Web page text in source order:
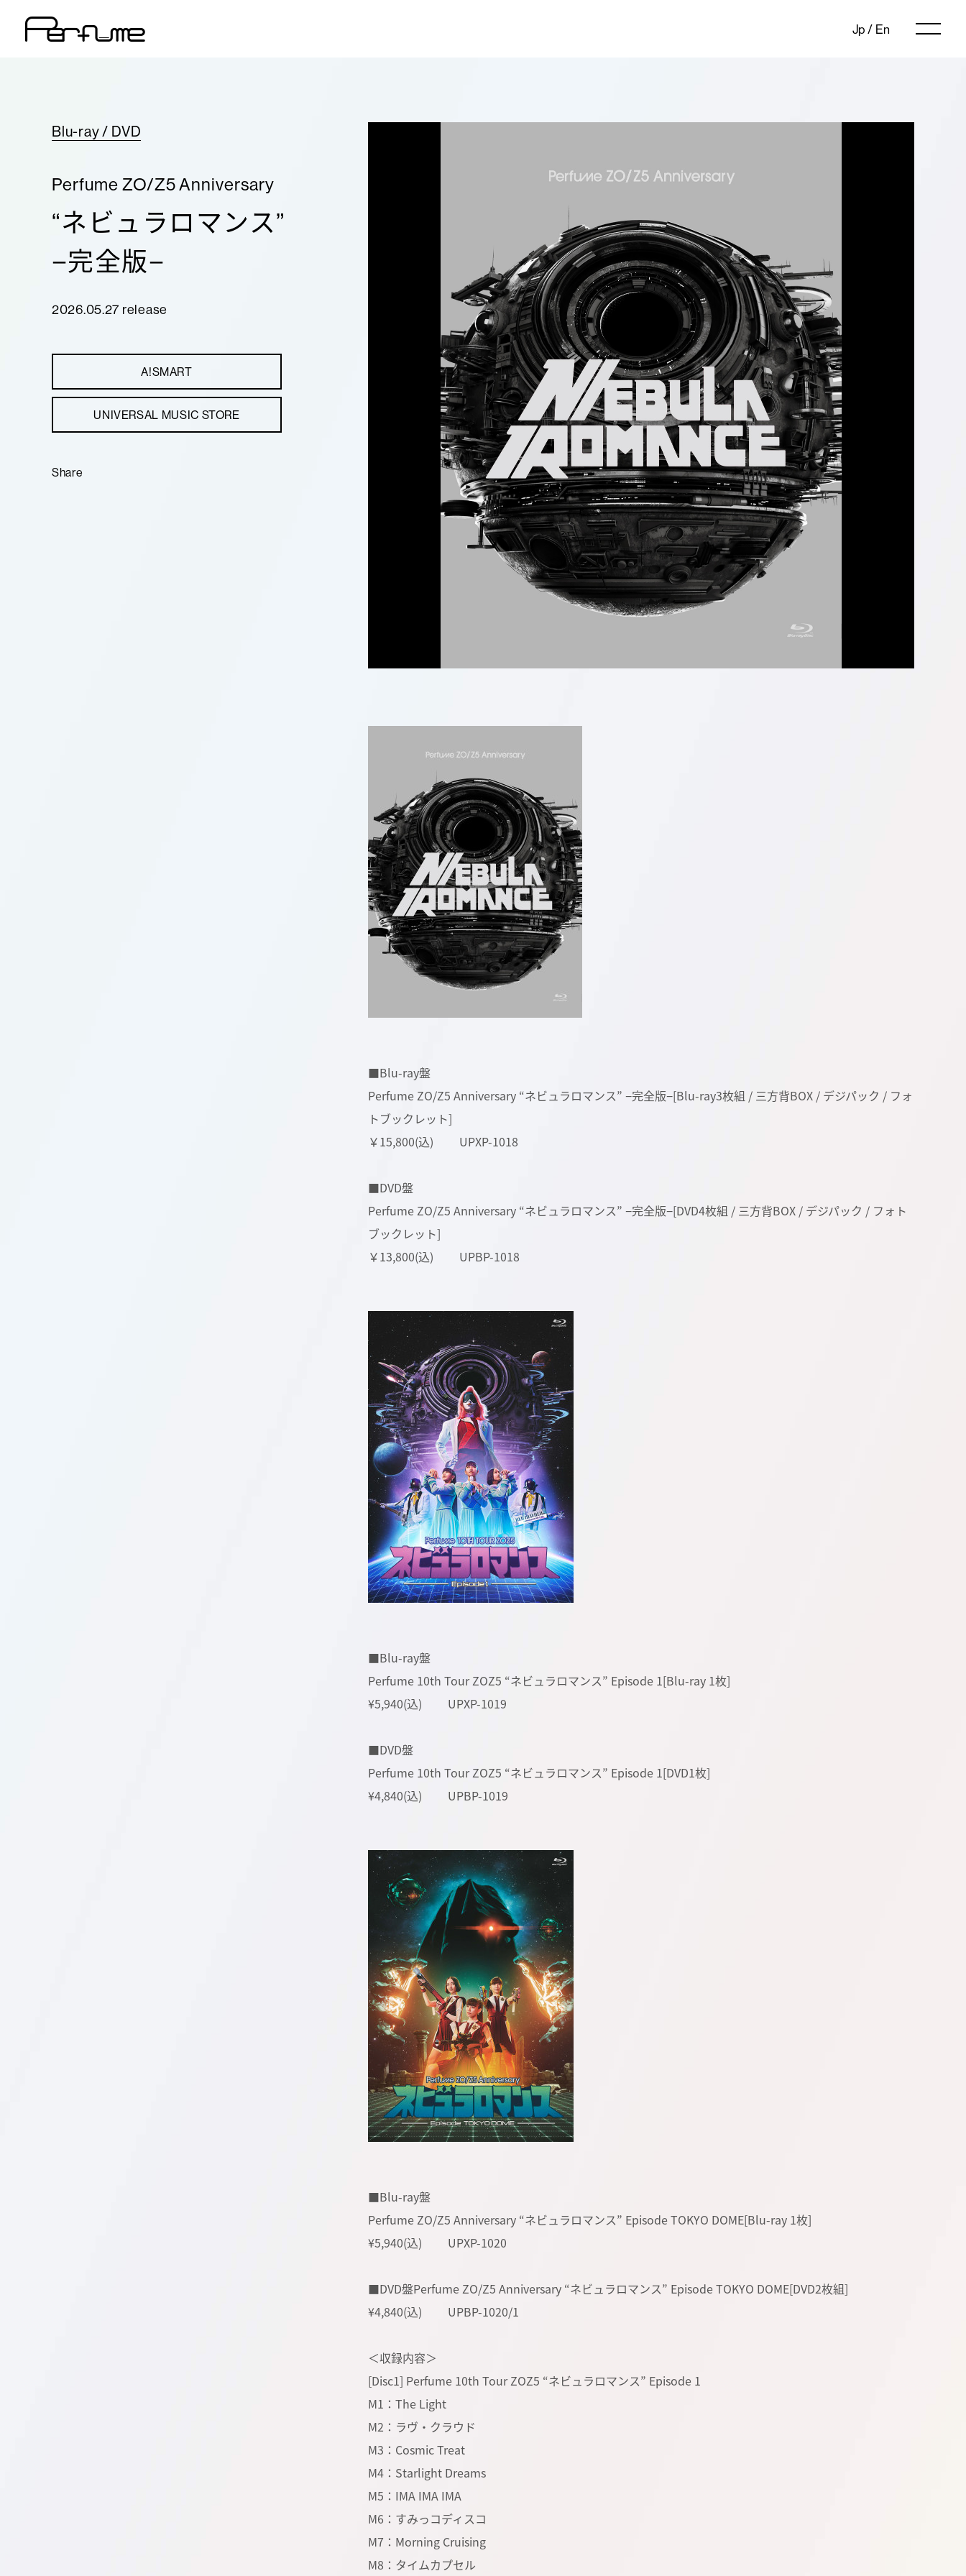
Jp/ En
Blu-ray / DVD
Perfume ZO/Z5 Anniversary
“ネビュラロマンス”
−完全版−
2026.05.27 release
A!SMART
UNIVERSAL MUSIC STORE
Share
■Blu-ray盤
Perfume ZO/Z5 Anniversary “ネビュラロマンス” −完全版−[Blu-ray3枚組 / 三方背BOX / デジパック / フォ
トブックレット]
￥15,800(込) UPXP-1018
■DVD盤
Perfume ZO/Z5 Anniversary “ネビュラロマンス” −完全版−[DVD4枚組 / 三方背BOX / デジパック / フォト
ブックレット]
￥13,800(込) UPBP-1018
■Blu-ray盤
Perfume 10th Tour ZOZ5 “ネビュラロマンス” Episode 1[Blu-ray 1枚]
¥5,940(込) UPXP-1019
■DVD盤
Perfume 10th Tour ZOZ5 “ネビュラロマンス” Episode 1[DVD1枚]
¥4,840(込) UPBP-1019
■Blu-ray盤
Perfume ZO/Z5 Anniversary “ネビュラロマンス” Episode TOKYO DOME[Blu-ray 1枚]
¥5,940(込) UPXP-1020
■DVD盤Perfume ZO/Z5 Anniversary “ネビュラロマンス” Episode TOKYO DOME[DVD2枚組]
¥4,840(込) UPBP-1020/1
＜収録内容＞
[Disc1] Perfume 10th Tour ZOZ5 “ネビュラロマンス” Episode 1
M1：The Light
M2：ラヴ・クラウド
M3：Cosmic Treat
M4：Starlight Dreams
M5：IMA IMA IMA
M6：すみっコディスコ
M7：Morning Cruising
M8：タイムカプセル